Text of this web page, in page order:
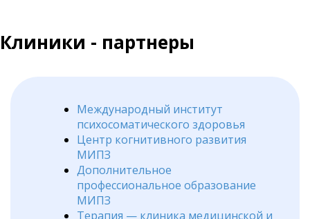
Клиники - партнеры
Международный институт
психосоматического здоровья
Центр когнитивного развития
МИПЗ
Дополнительное
профессиональное образование
МИПЗ
Терапия — клиника медицинской и